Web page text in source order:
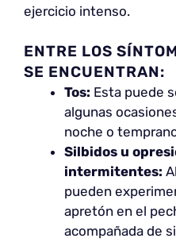
ejercicio intenso.
ENTRE LOS
SE ENCUENTRAN:
Tos: Esta puede
algunas
noche o
Silbidos u
intermitentes:
pueden
apretón en el
acompañada de